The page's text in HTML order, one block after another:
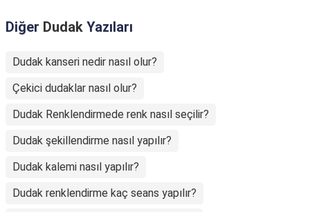
Diğer Dudak Yazıları
Dudak kanseri nedir nasıl olur?
Çekici dudaklar nasıl olur?
Dudak Renklendirmede renk nasıl seçilir?
Dudak şekillendirme nasıl yapılır?
Dudak kalemi nasıl yapılır?
Dudak renklendirme kaç seans yapılır?